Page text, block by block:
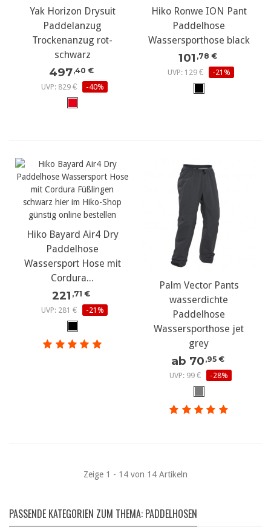
Yak Horizon Drysuit
Paddelanzug
Trockenanzug rot-
schwarz
497,40 €
UVP: 829 €
-40%
Hiko Ronwe ION Pant
Paddelhose
Wassersporthose black
101 ,78 €
UVP: 129 €
-21%
Hiko Bayard Air4 Dry
Paddelhose
Wassersport Hose mit
Cordura...
221 ,71 €
UVP: 281 €
-21%
Palm Vector Pants
wasserdichte
Paddelhose
Wassersporthose jet
grey
ab 70 ,95 €
UVP: 99 €
-28%
Zeige 1 - 14 von 14 Artikeln
PASSENDE KATEGORIEN ZUM THEMA: PADDELHOSEN